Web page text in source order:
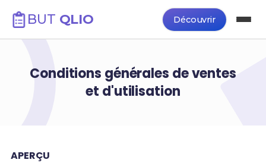
BUT QLIO Découvrir
Conditions générales de ventes
et d'utilisation
APERÇU